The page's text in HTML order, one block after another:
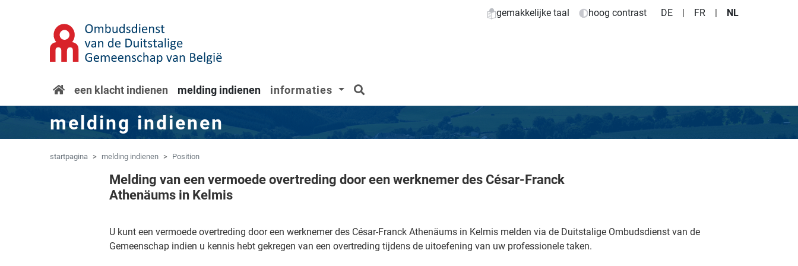
Spring naar navigatie
gemakkelijke taal hoog contrast DE | FR | NL
startpagina
een klacht indienen melding indienen informaties
melding indienen
startpagina melding indienen Position
Melding van een vermoede overtreding door een werknemer des César-Franck
Athenäums in Kelmis
U kunt een vermoede overtreding door een werknemer des César-Franck Athenäums in Kelmis melden via de Duitstalige Ombudsdienst van de
Gemeenschap indien u kennis hebt gekregen van een overtreding tijdens de uitoefening van uw professionele taken.